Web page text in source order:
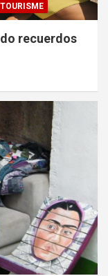
TOURISME
recuerdos